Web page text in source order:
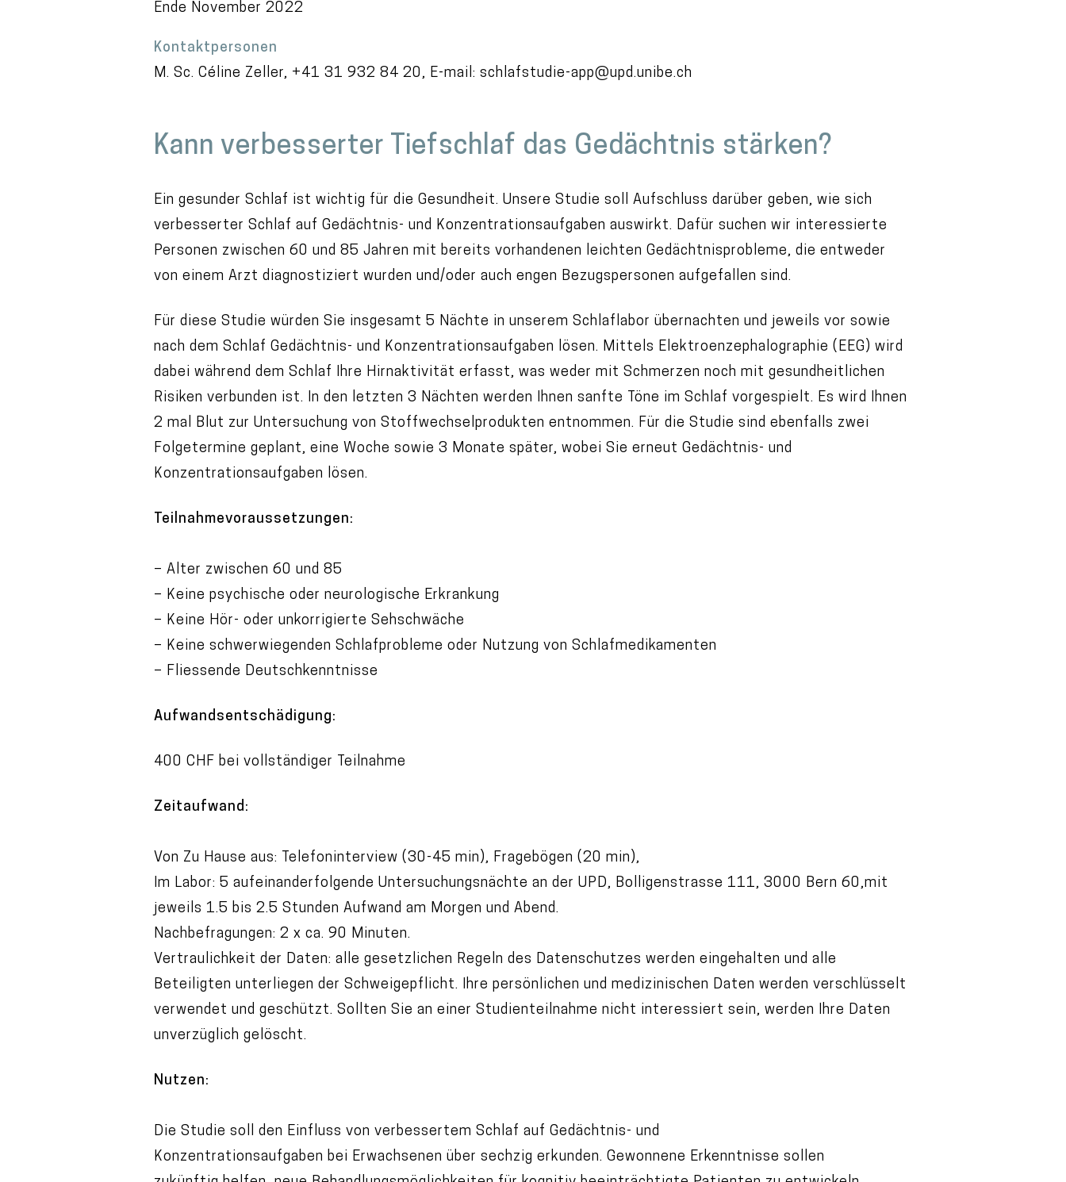
Ende November 2022
Kontaktpersonen
M. Sc. Céline Zeller, +41 31 932 84 20, E-mail: schlafstudie-app@upd.unibe.ch
Kann verbesserter Tiefschlaf das Gedächtnis stärken?
Ein gesunder Schlaf ist wichtig für die Gesundheit. Unsere Studie soll Aufschluss darüber geben, wie sich
verbesserter Schlaf auf Gedächtnis- und Konzentrationsaufgaben auswirkt. Dafür suchen wir interessierte
Personen zwischen 60 und 85 Jahren mit bereits vorhandenen leichten Gedächtnisprobleme, die entweder
von einem Arzt diagnostiziert wurden und/oder auch engen Bezugspersonen aufgefallen sind.
Für diese Studie würden Sie insgesamt 5 Nächte in unserem Schlaflabor übernachten und jeweils vor sowie
nach dem Schlaf Gedächtnis- und Konzentrationsaufgaben lösen. Mittels Elektroenzephalographie (EEG) wird
dabei während dem Schlaf Ihre Hirnaktivität erfasst, was weder mit Schmerzen noch mit gesundheitlichen
Risiken verbunden ist. In den letzten 3 Nächten werden Ihnen sanfte Töne im Schlaf vorgespielt. Es wird Ihnen
2 mal Blut zur Untersuchung von Stoffwechselprodukten entnommen. Für die Studie sind ebenfalls zwei
Folgetermine geplant, eine Woche sowie 3 Monate später, wobei Sie erneut Gedächtnis- und
Konzentrationsaufgaben lösen.
Teilnahmevoraussetzungen:
– Alter zwischen 60 und 85
– Keine psychische oder neurologische Erkrankung
– Keine Hör- oder unkorrigierte Sehschwäche
– Keine schwerwiegenden Schlafprobleme oder Nutzung von Schlafmedikamenten
– Fliessende Deutschkenntnisse
Aufwandsentschädigung:
400 CHF bei vollständiger Teilnahme
Zeitaufwand:
Von Zu Hause aus: Telefoninterview (30-45 min), Fragebögen (20 min),
Im Labor: 5 aufeinanderfolgende Untersuchungsnächte an der UPD, Bolligenstrasse 111, 3000 Bern 60,mit
jeweils 1.5 bis 2.5 Stunden Aufwand am Morgen und Abend.
Nachbefragungen: 2 x ca. 90 Minuten.
Vertraulichkeit der Daten: alle gesetzlichen Regeln des Datenschutzes werden eingehalten und alle
Beteiligten unterliegen der Schweigepflicht. Ihre persönlichen und medizinischen Daten werden verschlüsselt
verwendet und geschützt. Sollten Sie an einer Studienteilnahme nicht interessiert sein, werden Ihre Daten
unverzüglich gelöscht.
Nutzen:
Die Studie soll den Einfluss von verbessertem Schlaf auf Gedächtnis- und
Konzentrationsaufgaben bei Erwachsenen über sechzig erkunden. Gewonnene Erkenntnisse sollen